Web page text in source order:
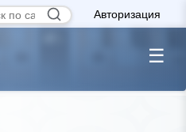
Авторизация
☰